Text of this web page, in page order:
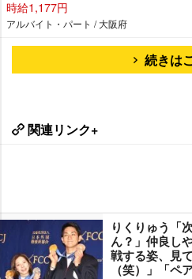
時給1,177円
アルバイト・パート / 大阪府
続きは
関連リンク+
りくりゅう「
ん？」仲良し
戦する姿、見
（笑）」「ペ